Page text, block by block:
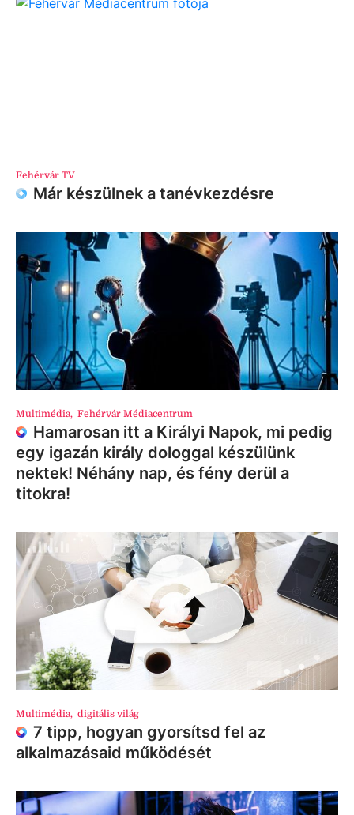
Fehérvár TV
Már készülnek a tanévkezdésre
Multimédia, Fehérvár Médiacentrum
Hamarosan itt a Királyi Napok, mi pedig
egy igazán király dologgal készülünk
nektek! Néhány nap, és fény derül a
titokra!
Multimédia, digitális világ
7 tipp, hogyan gyorsítsd fel az
alkalmazásaid működését